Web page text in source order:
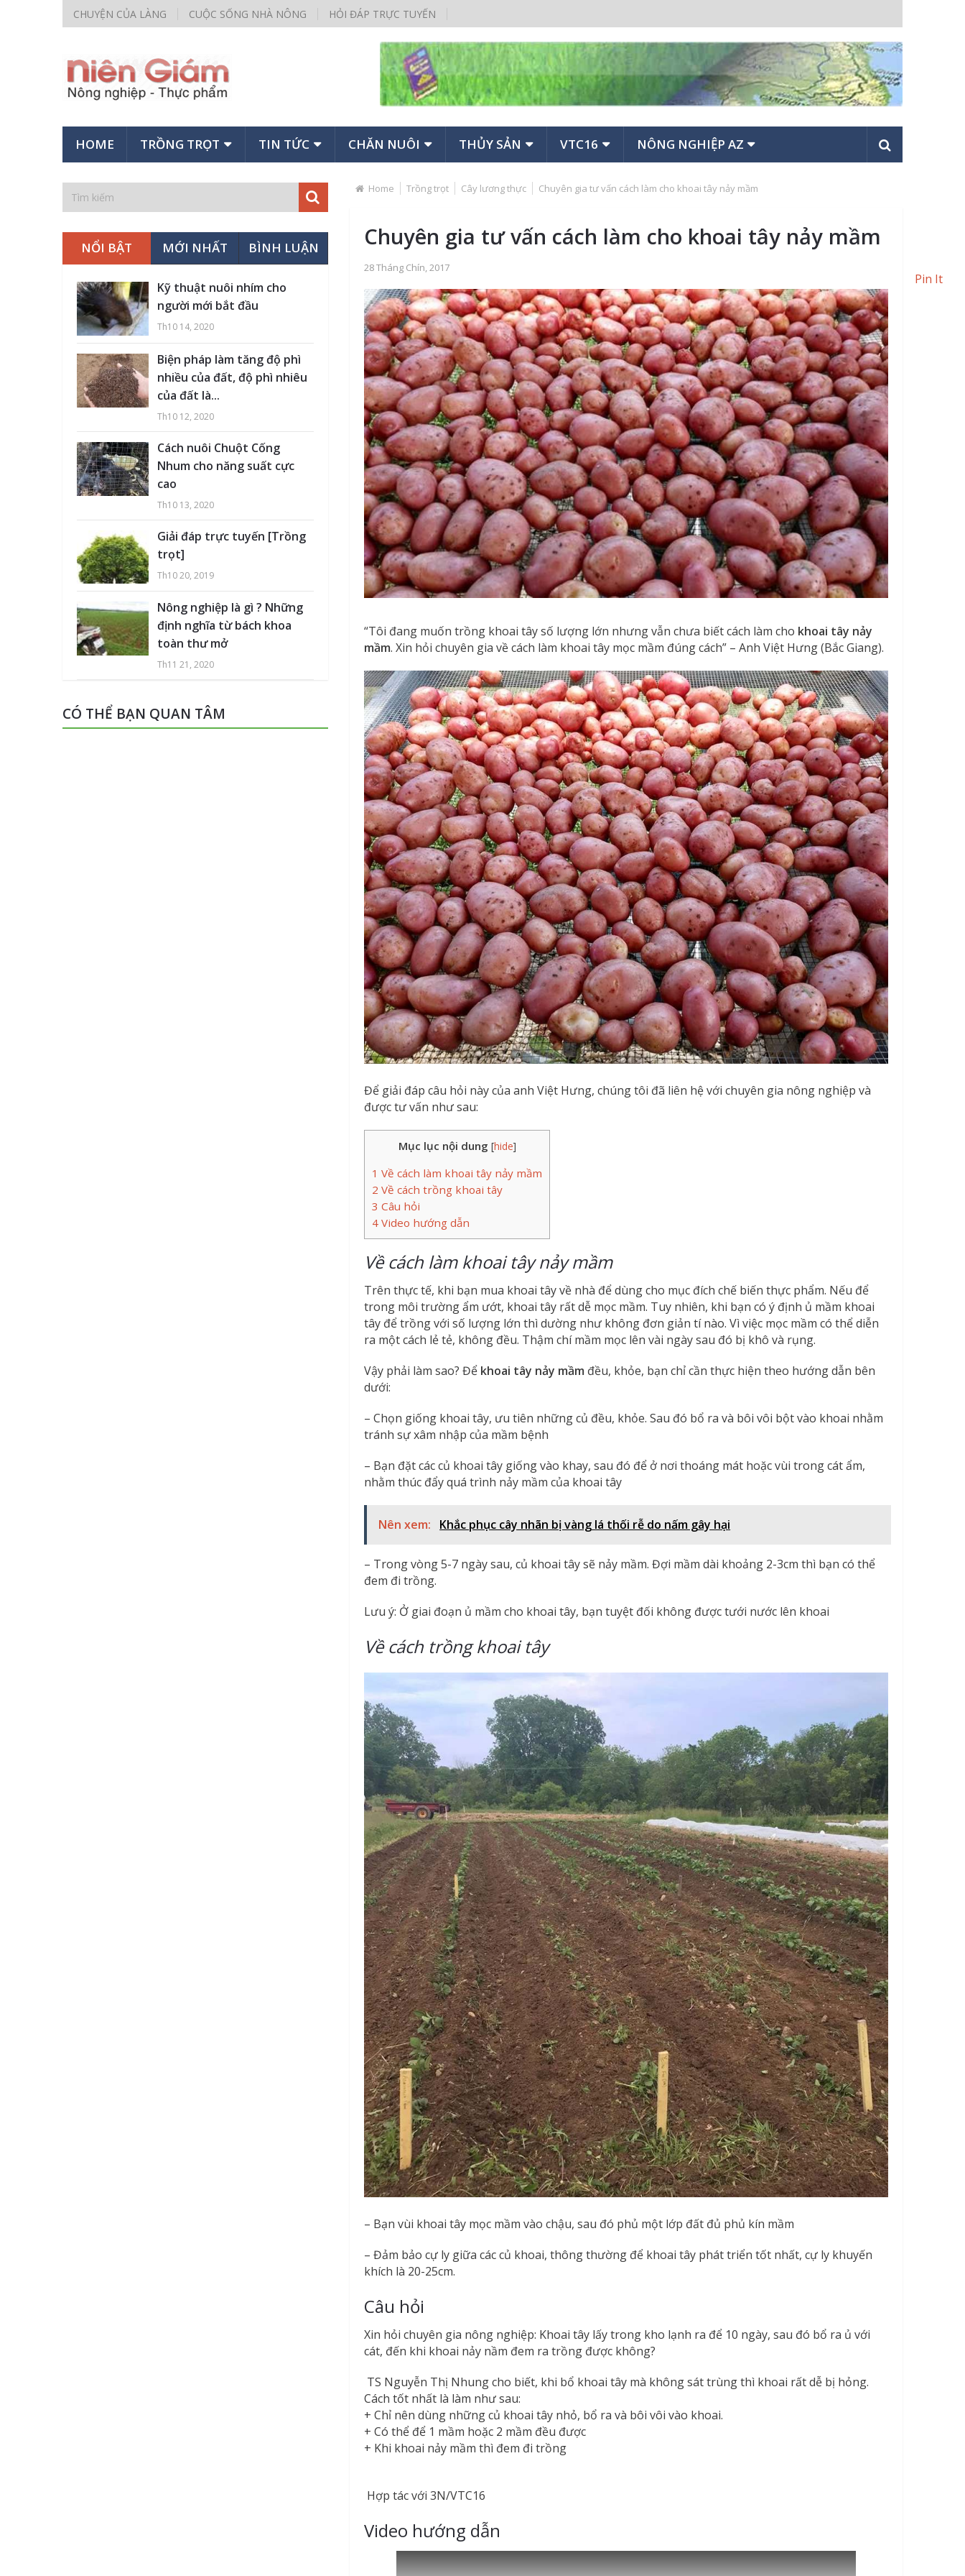
CHUYỆN CỦA LÀNG CUỘC SỐNG NHÀ NÔNG HỎI ĐÁP TRỰC TUYẾN
HOME TRỒNG TRỌT TIN TỨC CHĂN NUÔI THỦY SẢN VTC16 NÔNG NGHIỆP AZ
Home Trồng trọt Cây lương thực Chuyên gia tư vấn cách làm cho khoai tây nảy mầm
Chuyên gia tư vấn cách làm cho khoai tây nảy mầm
28 Tháng Chín, 2017
“Tôi đang muốn trồng khoai tây số lượng lớn nhưng vẫn chưa biết cách làm cho khoai tây nảy
mầm. Xin hỏi chuyên gia về cách làm khoai tây mọc mầm đúng cách” – Anh Việt Hưng (Bắc Giang).
Để giải đáp câu hỏi này của anh Việt Hưng, chúng tôi đã liên hệ với chuyên gia nông nghiệp và
được tư vấn như sau:
Mục lục nội dung [hide]
1 Về cách làm khoai tây nảy mầm
2 Về cách trồng khoai tây
3 Câu hỏi
4 Video hướng dẫn
Về cách làm khoai tây nảy mầm
Trên thực tế, khi bạn mua khoai tây về nhà để dùng cho mục đích chế biến thực phẩm. Nếu để
trong môi trường ẩm ướt, khoai tây rất dễ mọc mầm. Tuy nhiên, khi bạn có ý định ủ mầm khoai
tây để trồng với số lượng lớn thì dường như không đơn giản tí nào. Vì việc mọc mầm có thể diễn
ra một cách lẻ tẻ, không đều. Thậm chí mầm mọc lên vài ngày sau đó bị khô và rụng.
Vậy phải làm sao? Để khoai tây nảy mầm đều, khỏe, bạn chỉ cần thực hiện theo hướng dẫn bên
dưới:
– Chọn giống khoai tây, ưu tiên những củ đều, khỏe. Sau đó bổ ra và bôi vôi bột vào khoai nhằm
tránh sự xâm nhập của mầm bệnh
– Bạn đặt các củ khoai tây giống vào khay, sau đó để ở nơi thoáng mát hoặc vùi trong cát ẩm,
nhằm thúc đẩy quá trình nảy mầm của khoai tây
Nên xem: Khắc phục cây nhãn bị vàng lá thối rễ do nấm gây hại
– Trong vòng 5-7 ngày sau, củ khoai tây sẽ nảy mầm. Đợi mầm dài khoảng 2-3cm thì bạn có thể
đem đi trồng.
Lưu ý: Ở giai đoạn ủ mầm cho khoai tây, bạn tuyệt đối không được tưới nước lên khoai
Về cách trồng khoai tây
– Bạn vùi khoai tây mọc mầm vào chậu, sau đó phủ một lớp đất đủ phủ kín mầm
– Đảm bảo cự ly giữa các củ khoai, thông thường để khoai tây phát triển tốt nhất, cự ly khuyến
khích là 20-25cm.
Câu hỏi
Xin hỏi chuyên gia nông nghiệp: Khoai tây lấy trong kho lạnh ra để 10 ngày, sau đó bổ ra ủ với
cát, đến khi khoai nảy nầm đem ra trồng được không?
TS Nguyễn Thị Nhung cho biết, khi bổ khoai tây mà không sát trùng thì khoai rất dễ bị hỏng.
Cách tốt nhất là làm như sau:
+ Chỉ nên dùng những củ khoai tây nhỏ, bổ ra và bôi vôi vào khoai.
+ Có thể để 1 mầm hoặc 2 mầm đều được
+ Khi khoai nảy mầm thì đem đi trồng
Hợp tác với 3N/VTC16
Video hướng dẫn
Pin It
NỔI BẬT MỚI NHẤT BÌNH LUẬN
Kỹ thuật nuôi nhím cho
người mới bắt đầu
Th10 14, 2020
Biện pháp làm tăng độ phì
nhiều của đất, độ phì nhiêu
của đất là...
Th10 12, 2020
Cách nuôi Chuột Cống
Nhum cho năng suất cực
cao
Th10 13, 2020
Giải đáp trực tuyến [Trồng
trọt]
Th10 20, 2019
Nông nghiệp là gì ? Những
định nghĩa từ bách khoa
toàn thư mở
Th11 21, 2020
CÓ THỂ BẠN QUAN TÂM